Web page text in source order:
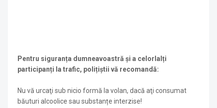
Pentru siguranța dumneavoastră și a celorlalți
participanți la trafic, polițiștii vă recomandă:
Nu vă urcaţi sub nicio formă la volan, dacă aţi consumat
băuturi alcoolice sau substanțe interzise!